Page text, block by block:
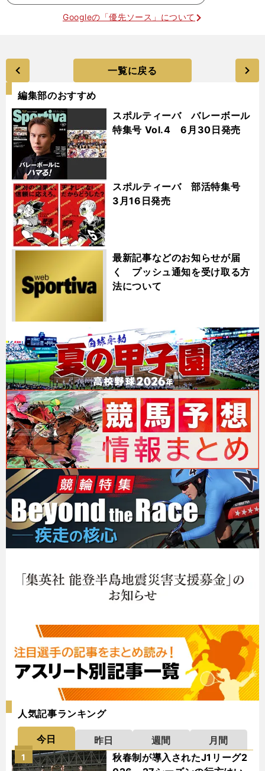
Googleの「優先ソース」について
一覧に戻る
編集部のおすすめ
スポルティーバ バレーボール
特集号 Vol.4 6月30日発売
スポルティーバ 部活特集号
3月16日発売
最新記事などのお知らせが届
く プッシュ通知を受け取る方
法について
人気記事ランキング
今日 昨日 週間
月間
秋春制が導入されたJ1リーグ2
1